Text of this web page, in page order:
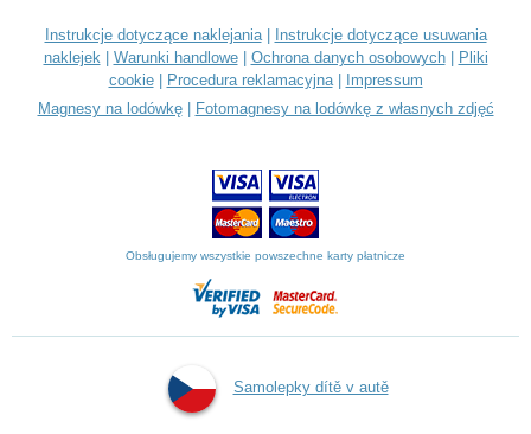
Instrukcje dotyczące naklejania|
Instrukcje dotyczące usuwania
naklejek| Warunki handlowe| Ochrona danych osobowych|
Pliki
cookie| Procedura reklamacyjna|
Impressum
Magnesy na lodówkę| Fotomagnesy na lodówkę z własnych zdjęć
Obsługujemy wszystkie powszechne karty płatnicze
Samolepky dítě v autě